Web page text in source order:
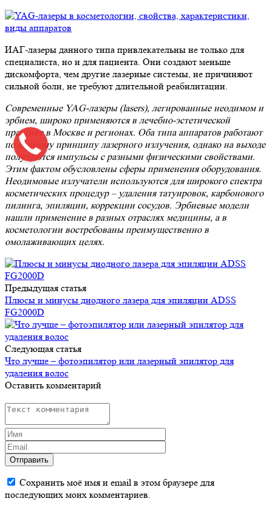
ИАГ-лазеры данного типа привлекательны не только для
специалиста, но и для пациента. Они создают меньше
дискомфорта, чем другие лазерные системы, не причиняют
сильной боли, не требуют длительной реабилитации.
Современные YAG-лазеры (lasers), легированные неодимом и
эрбием, широко применяются в лечебно-эстетической
практике в Москве и регионах. Оба типа аппаратов работают
по единому принципу лазерного излучения, однако на выходе
получаются импульсы с разными физическими свойствами.
Этим фактом обусловлены сферы применения оборудования.
Неодимовые излучатели используются для широкого спектра
косметических процедур – удаления татуировок, карбонового
пилинга, эпиляции, коррекции сосудов. Эрбиевые модели
нашли применение в разных отраслях медицины, а в
косметологии востребованы преимущественно в
омолаживающих целях.
Предыдущая статья
Плюсы и минусы диодного лазера для эпиляции ADSS
FG2000D
Следующая статья
Что лучше – фотоэпилятор или лазерный эпилятор для
удаления волос
Оставить комментарий
Отправить
Сохранить моё имя и email в этом браузере для
последующих моих комментариев.